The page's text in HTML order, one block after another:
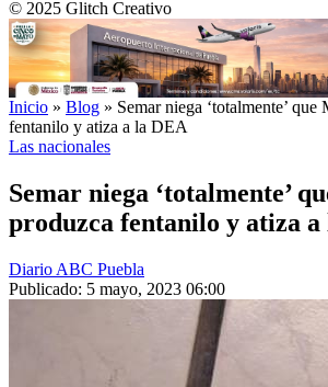
© 2025 Glitch Creativo
Inicio » Blog » Semar niega ‘totalmente’
fentanilo y atiza a la DEA
Las nacionales
Semar niega ‘totalmente’
produzca fentanilo y atiza a
Diario ABC Puebla
Publicado: 5 mayo, 2023 06:00